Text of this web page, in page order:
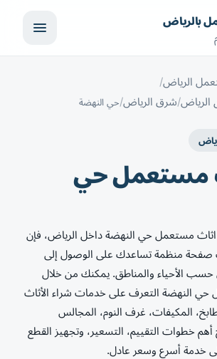
بالرياض
الرياض
الرياض شرق الرياض حي النهضة
مستعمل حي
مستعمل حي النهضة داخل الرياض، فإن
صفحة منظمة تساعدك على الوصول إلى
الأحياء والمناطق. يمكنك من خلال
النهضة التعرف على خدمات شراء الأثاث
المكيفات، غرف النوم، المجالس
خطوات التقييم، التسعير، وتجهيز القطع
خدمة أسرع وسعر عادل.